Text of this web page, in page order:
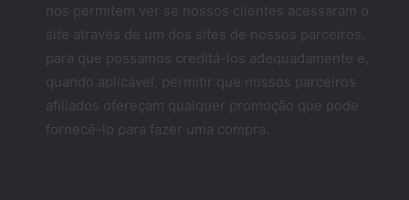
nos permitem ver se nossos clientes acessaram o
site através de um dos sites de nossos parceiros,
para que possamos creditá-los adequadamente e,
quando aplicável, permitir que nossos parceiros
afiliados ofereçam qualquer promoção que pode
fornecê-lo para fazer uma compra.